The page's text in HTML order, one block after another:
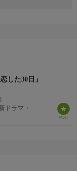
過ごすことになった
ーが展開する。朝
し、M!LKのメンバ
初主演作となった。
した30日」
ドラマ・